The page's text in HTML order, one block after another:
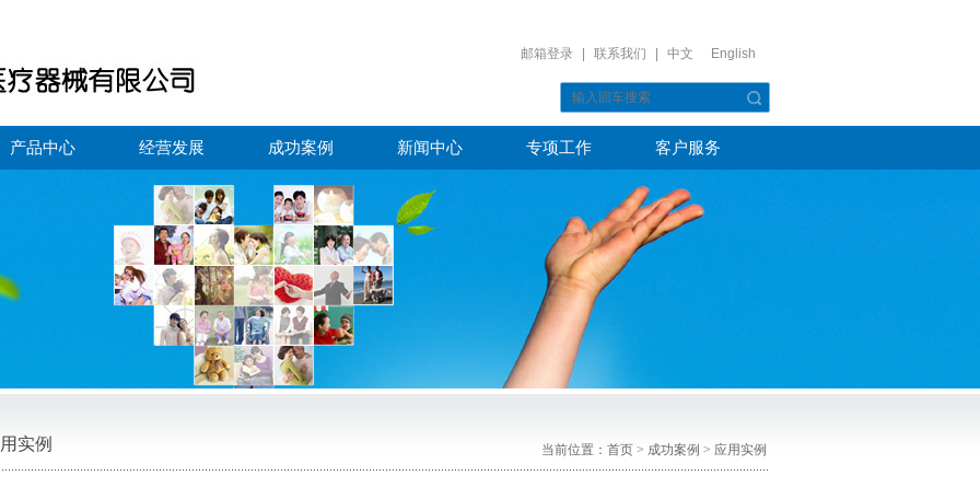
邮箱登录 联系我们 中文 English
产品中心 经营发展 成功案例 新闻中心 专项工作 客户服务
实例 当前位置： 首页 > 成功案例 > 应用实例